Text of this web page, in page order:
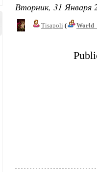
Вторник, 31 Января
Tisapoli (